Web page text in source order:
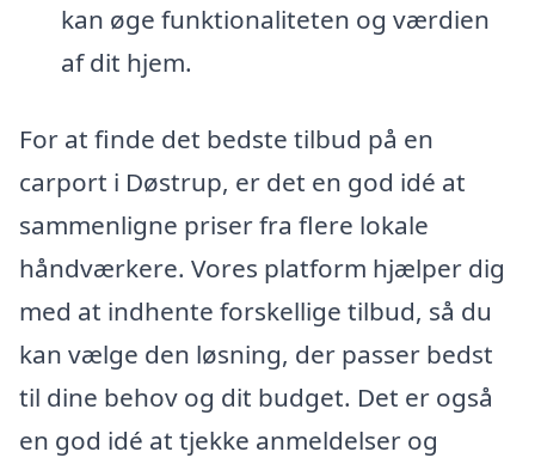
kan øge funktionaliteten og værdien
af dit hjem.
For at finde det bedste tilbud på en
carport i Døstrup, er det en god idé at
sammenligne priser fra flere lokale
håndværkere. Vores platform hjælper dig
med at indhente forskellige tilbud, så du
kan vælge den løsning, der passer bedst
til dine behov og dit budget. Det er også
en god idé at tjekke anmeldelser og